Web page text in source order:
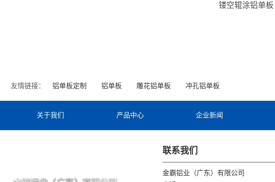
镂空辊涂铝单板
友情链接： 铝单板定制 铝单板 雕花铝单板 冲孔铝单板
关于我们 产品中心 企业新闻
联系我们
金霸铝业（广东）有限公司